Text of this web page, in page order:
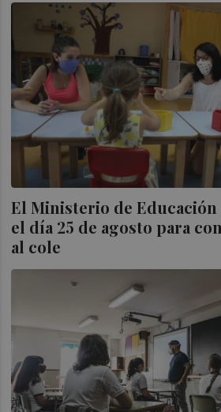
El Ministerio de Educación
el día 25 de agosto para
al cole